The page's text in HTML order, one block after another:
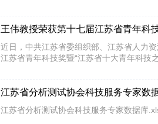
王伟教授荣获第十七届江苏省青年科
近日，中共江苏省委组织部、江苏省人力
江苏省青年科技奖暨“江苏省十大青年科技
江苏省分析测试协会科技服务专家数
江苏省分析测试协会科技服务专家数据库